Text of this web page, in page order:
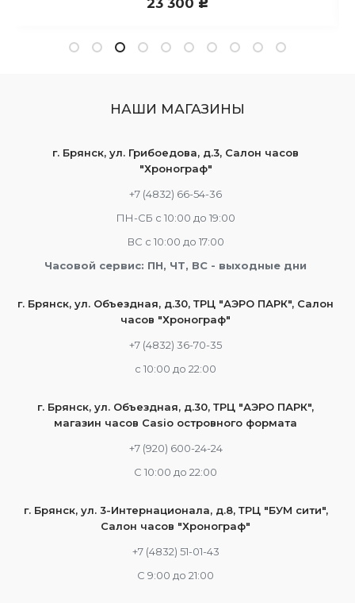
23 300 c
НАШИ МАГАЗИНЫ
г. Брянск, ул. Грибоедова, д.3, Салон часов
"Хронограф"
+7 (4832) 66-54-36
ПН-СБ с 10:00 до 19:00
ВС с 10:00 до 17:00
Часовой сервис: ПН, ЧТ, ВС - выходные дни
г. Брянск, ул. Объездная, д.30, ТРЦ "АЭРО ПАРК", Салон
часов "Хронограф"
+7 (4832) 36-70-35
c 10:00 до 22:00
г. Брянск, ул. Объездная, д.30, ТРЦ "АЭРО ПАРК",
магазин часов Casio островного формата
+7 (920) 600-24-24
С 10:00 до 22:00
г. Брянск, ул. 3-Интернационала, д.8, ТРЦ "БУМ сити",
Салон часов "Хронограф"
+7 (4832) 51-01-43
С 9:00 до 21:00